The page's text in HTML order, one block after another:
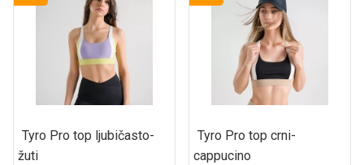
Tyro Pro top ljubičasto-
žuti
Tyro Pro top crni-
cappucino